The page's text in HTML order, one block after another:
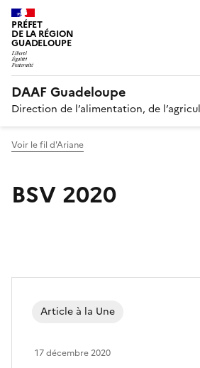
PRÉFET
DE LA RÉGION
GUADELOUPE
DAAF Guadeloupe
Direction de l’alimentation, de
Voir le fil d'Ariane
BSV 2020
Article à la Une
17 décembre 2020